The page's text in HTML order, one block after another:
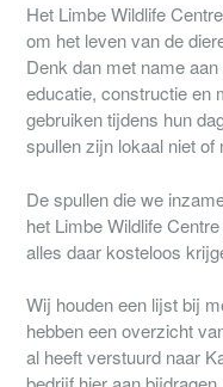
Het Limbe Wildlife
om het leven van de
Denk dan met name
educatie, constructie en
gebruiken tijdens hun
spullen zijn lokaal niet
De spullen die we
het Limbe Wildlife
alles daar kosteloos
Wij houden een lijst bij
hebben een overzicht
al heeft verstuurd naar